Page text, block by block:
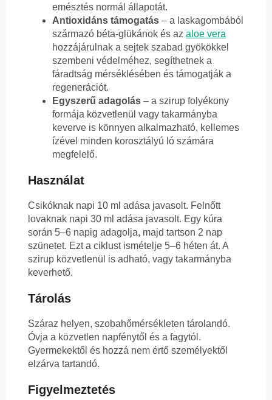
emésztés normál állapotát.
Antioxidáns támogatás – a laskagombából
származó béta-glükánok és az aloe vera
hozzájárulnak a sejtek szabad gyökökkel
szembeni védelméhez, segíthetnek a
fáradtság mérséklésében és támogatják a
regenerációt.
Egyszerű adagolás – a szirup folyékony
formája közvetlenül vagy takarmányba
keverve is könnyen alkalmazható, kellemes
ízével minden korosztályú ló számára
megfelelő.
Használat
Csikóknak napi 10 ml adása javasolt. Felnőtt
lovaknak napi 30 ml adása javasolt. Egy kúra
során 5–6 napig adagolja, majd tartson 2 nap
szünetet. Ezt a ciklust ismételje 5–6 héten át. A
szirup közvetlenül is adható, vagy takarmányba
keverhető.
Tárolás
Száraz helyen, szobahőmérsékleten tárolandó.
Óvja a közvetlen napfénytől és a fagytól.
Gyermekektől és hozzá nem értő személyektől
elzárva tartandó.
Figyelmeztetés